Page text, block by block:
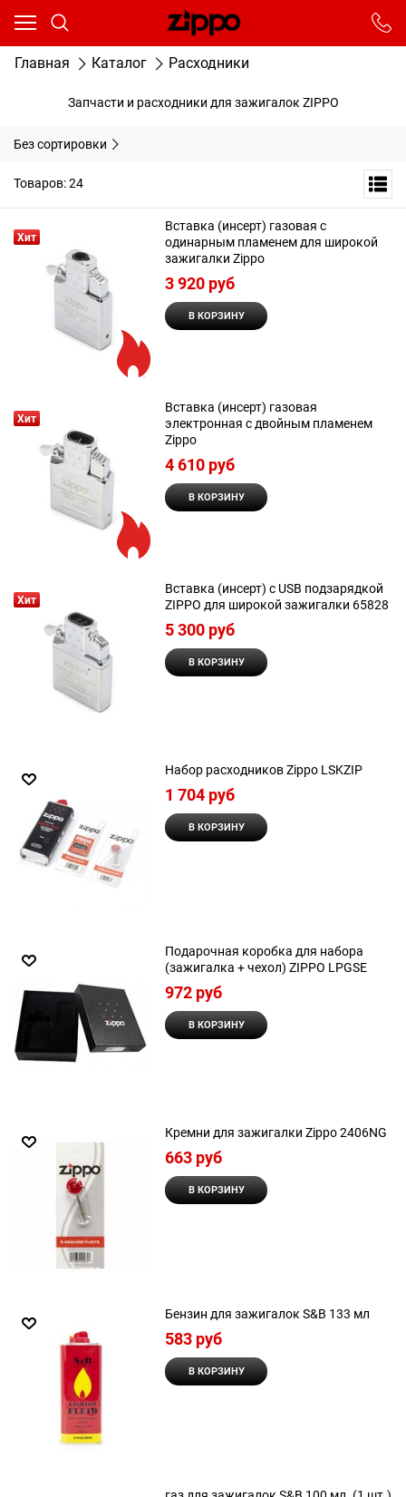
Главная Каталог Расходники
Запчасти и расходники для зажигалок ZIPPO
Без сортировки
Товаров: 24
Хит
Вставка (инсерт) газовая с
одинарным пламенем для широкой
зажигалки Zippo
3 920 руб
В КОРЗИНУ
Хит
Вставка (инсерт) газовая
электронная с двойным пламенем
Zippo
4 610 руб
В КОРЗИНУ
Хит
Вставка (инсерт) с USB подзарядкой
ZIPPO для широкой зажигалки 65828
5 300 руб
В КОРЗИНУ
Набор расходников Zippo LSKZIP
1 704 руб
В КОРЗИНУ
Подарочная коробка для набора
(зажигалка + чехол) ZIPPO LPGSE
972 руб
В КОРЗИНУ
Кремни для зажигалки Zippo 2406NG
663 руб
В КОРЗИНУ
Бензин для зажигалок S&B 133 мл
583 руб
В КОРЗИНУ
Ваш город - Москва,
От выбранного города зависят сроки доставки